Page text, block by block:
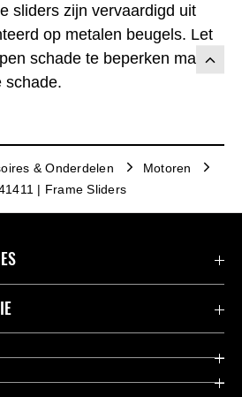
sliders zijn vervaardigd uit
op metalen beugels. Let
schade te beperken maar
schade.
& Onderdelen
Motoren
| Frame Sliders